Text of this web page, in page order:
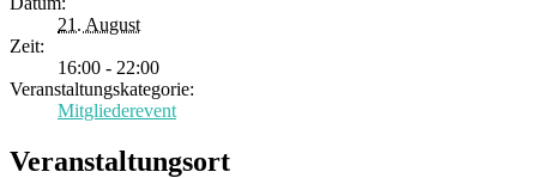
21. August
Zeit:
16:00 - 22:00
Veranstaltungskategorie:
Mitgliederevent
Veranstaltungsort